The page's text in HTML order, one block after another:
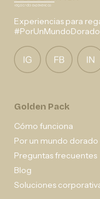
Experiencias para
#PorUnMundoDorado
Golden Pack
Cómo funciona
Por un mundo dorado
Preguntas frecuentes
Blog
Soluciones